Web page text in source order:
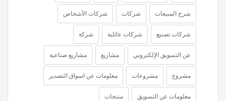
شرح المبيعات شركات شركات الأشخاص
شركات تصنيع شركات عائلية شركة
عن التسويق الإلكتروني مشاريع مشاريع صناعية
مشروع مشروعات معلومات عن اسواق التصدير
معلومات عن التسويق منتجات